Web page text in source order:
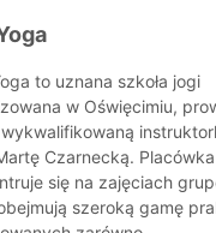
to uznana szkoła jogi
w Oświęcimiu,
Czarnecką. Placówka
się na zajęciach
szeroką gamę